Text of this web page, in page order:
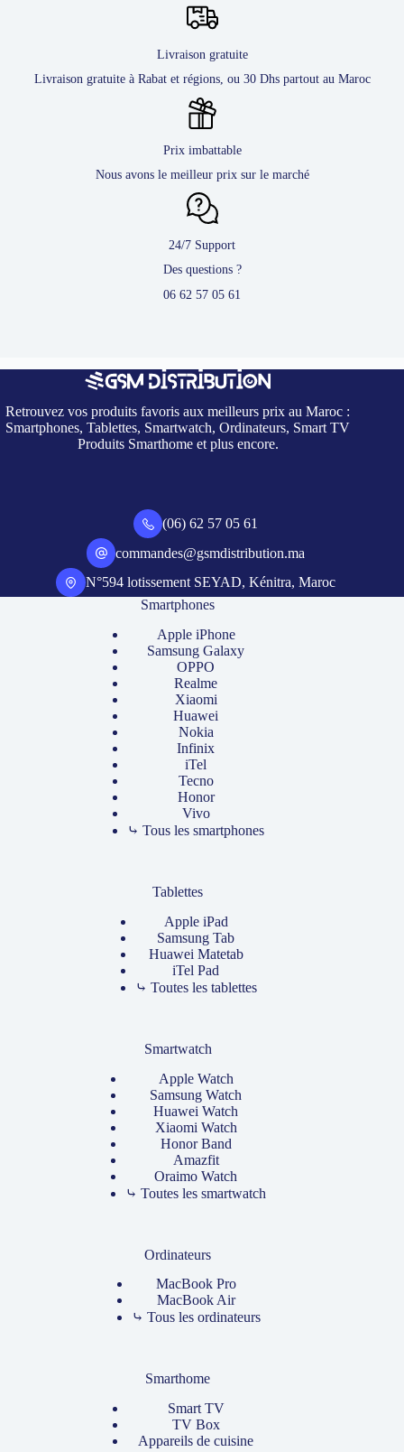
Livraison gratuite
Livraison gratuite à Rabat et régions, ou 30 Dhs partout au Maroc
Prix imbattable
Nous avons le meilleur prix sur le marché
24/7 Support
Des questions ?
06 62 57 05 61
Retrouvez vos produits favoris aux meilleurs prix au Maroc :
Smartphones, Tablettes, Smartwatch, Ordinateurs, Smart TV
Produits Smarthome et plus encore.
(06) 62 57 05 61
commandes@gsmdistribution.ma
N°594 lotissement SEYAD, Kénitra, Maroc
Smartphones
Apple iPhone
Samsung Galaxy
OPPO
Realme
Xiaomi
Huawei
Nokia
Infinix
iTel
Tecno
Honor
Vivo
⤷ Tous les smartphones
Tablettes
Apple iPad
Samsung Tab
Huawei Matetab
iTel Pad
⤷ Toutes les tablettes
Smartwatch
Apple Watch
Samsung Watch
Huawei Watch
Xiaomi Watch
Honor Band
Amazfit
Oraimo Watch
⤷ Toutes les smartwatch
Ordinateurs
MacBook Pro
MacBook Air
⤷ Tous les ordinateurs
Smarthome
Smart TV
TV Box
Appareils de cuisine